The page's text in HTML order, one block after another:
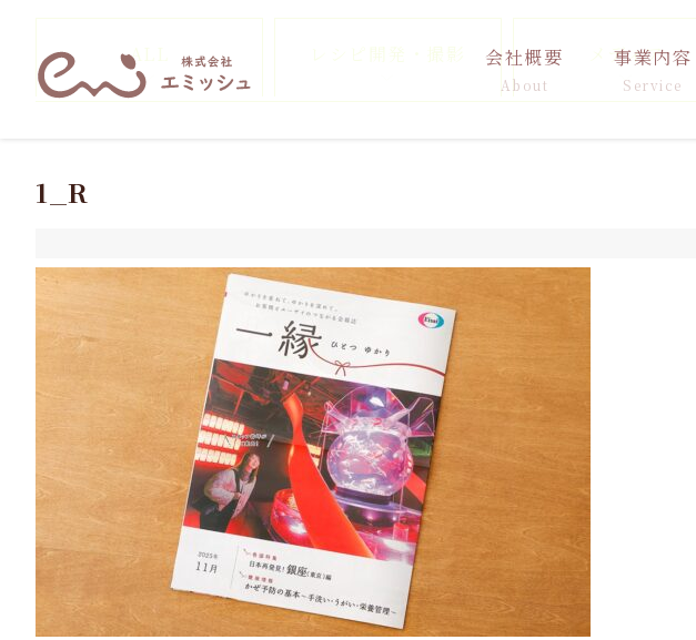
会社概要
About
事業内容
Service
ALL レシピ開発・撮影 メディア
1_R